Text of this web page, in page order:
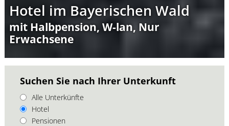
Hotel im Bayerischen Wald
mit Halbpension, W-lan, Nur
Erwachsene
Suchen Sie nach Ihrer Unterkunft
Alle Unterkünfte
Hotel
Pensionen